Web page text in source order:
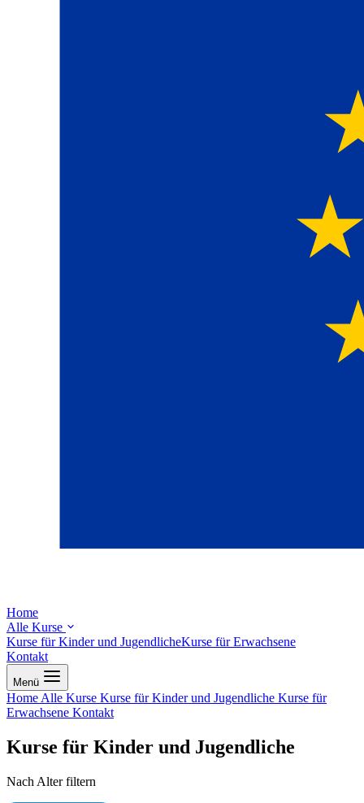
Home
Alle Kurse
Kurse für Kinder und JugendlicheKurse für Erwachsene
Kontakt
Menü
Home Alle Kurse Kurse für Kinder und Jugendliche Kurse für
Erwachsene Kontakt
Kurse für Kinder und Jugendliche
Nach Alter filtern